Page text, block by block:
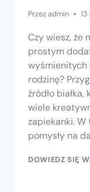
Przezadmin
Czy wiesz, że
prostym
wyśmienitych
rodzinę?
źródło
wiele
zapiekanki.
pomysły na
DOWIEDZ SIĘ